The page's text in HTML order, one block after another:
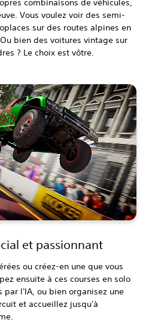
combinaisons de véhicules,
Vous voulez voir des semi-
sur des routes alpines en
bien des voitures vintage sur
? Le choix est vôtre.
et passionnant
ou créez-en une que vous
ensuite à ces courses en solo
l'IA, ou bien organisez une
et accueillez jusqu'à